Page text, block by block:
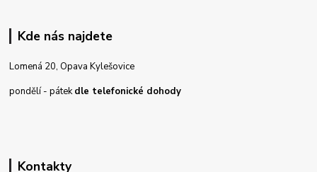
Kde nás najdete
Lomená 20, Opava Kylešovice
pondělí - pátekdle telefonické dohody
Kontakty